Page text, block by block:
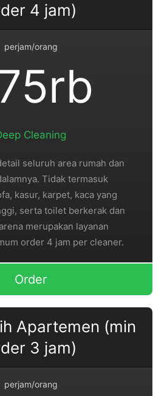
4 jam)
perjam/orang
Cleaning
seluruh area rumah dan
Tidak termasuk
kasur, karpet, kaca yang
serta toilet berkerak dan
merupakan layanan
order 4 jam per cleaner.
Order
Apartemen (min
3 jam)
perjam/orang